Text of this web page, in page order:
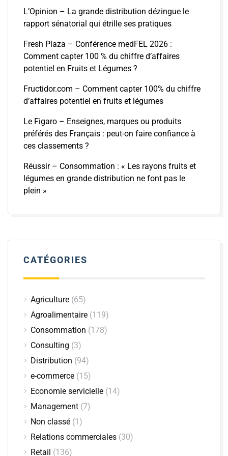
L’Opinion – La grande distribution dézingue le
rapport sénatorial qui étrille ses pratiques
Fresh Plaza – Conférence medFEL 2026 :
Comment capter 100 % du chiffre d’affaires
potentiel en Fruits et Légumes ?
Fructidor.com – Comment capter 100% du chiffre
d’affaires potentiel en fruits et légumes
Le Figaro – Enseignes, marques ou produits
préférés des Français : peut-on faire confiance à
ces classements ?
Réussir – Consommation : « Les rayons fruits et
légumes en grande distribution ne font pas le
plein »
CATÉGORIES
Agriculture (65)
Agroalimentaire (119)
Consommation (178)
Consulting (3)
Distribution (94)
e-commerce (15)
Economie servicielle (14)
Management (7)
Non classé (1)
Relations commerciales (30)
Retail (136)